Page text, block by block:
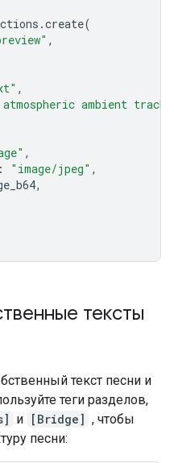
.create(
,
,
atmospheric ambient
,
: "image/jpeg" ,
,
тексты
текст песни и
теги разделов,
и [Bridge] , чтобы
песни: